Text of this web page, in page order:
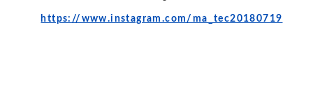
https://www.instagram.com/ma_tec20180719